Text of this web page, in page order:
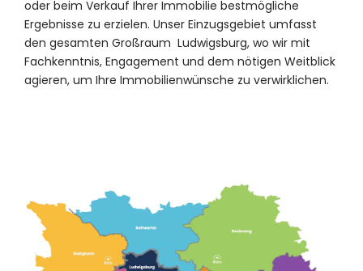
oder beim Verkauf Ihrer Immobilie bestmögliche
Ergebnisse zu erzielen. Unser Einzugsgebiet umfasst
den gesamten Großraum Ludwigsburg, wo wir mit
Fachkenntnis, Engagement und dem nötigen Weitblick
agieren, um Ihre Immobilienwünsche zu verwirklichen.